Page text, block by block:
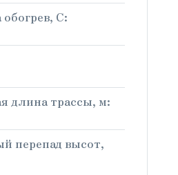
C:
длина трассы, м:
перепад высот,